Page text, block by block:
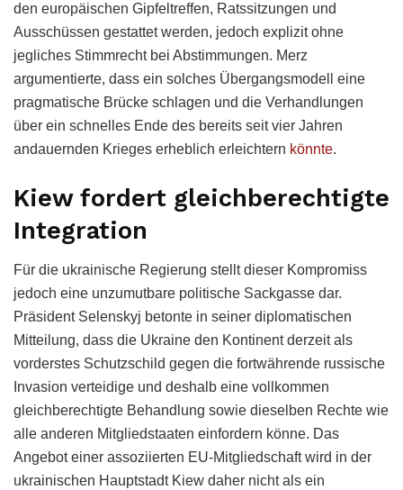
den europäischen Gipfeltreffen, Ratssitzungen und
Ausschüssen gestattet werden, jedoch explizit ohne
jegliches Stimmrecht bei Abstimmungen. Merz
argumentierte, dass ein solches Übergangsmodell eine
pragmatische Brücke schlagen und die Verhandlungen
über ein schnelles Ende des bereits seit vier Jahren
andauernden Krieges erheblich erleichtern könnte.
Kiew fordert gleichberechtigte
Integration
Für die ukrainische Regierung stellt dieser Kompromiss
jedoch eine unzumutbare politische Sackgasse dar.
Präsident Selenskyj betonte in seiner diplomatischen
Mitteilung, dass die Ukraine den Kontinent derzeit als
vorderstes Schutzschild gegen die fortwährende russische
Invasion verteidige und deshalb eine vollkommen
gleichberechtigte Behandlung sowie dieselben Rechte wie
alle anderen Mitgliedstaaten einfordern könne. Das
Angebot einer assoziierten EU-Mitgliedschaft wird in der
ukrainischen Hauptstadt Kiew daher nicht als ein